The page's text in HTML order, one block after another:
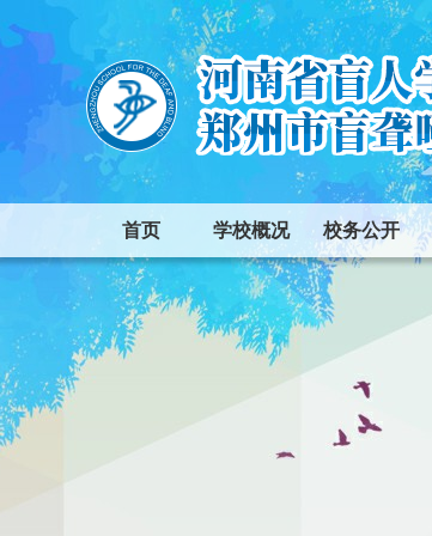
首页 学校概况 校务公开